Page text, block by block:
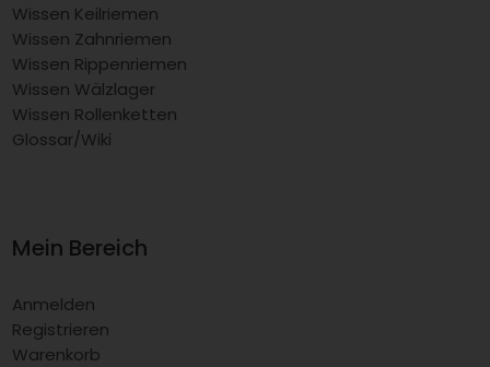
Wissen Keilriemen
Wissen Zahnriemen
Wissen Rippenriemen
Wissen Wälzlager
Wissen Rollenketten
Glossar/Wiki
Mein Bereich
Anmelden
Registrieren
Warenkorb